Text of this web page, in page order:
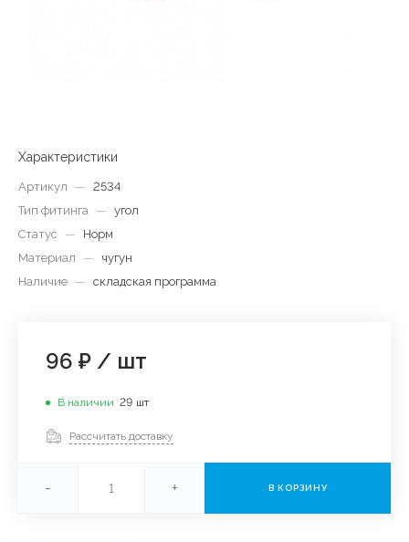
Характеристики
Артикул — 2534
Тип фитинга — угол
Статус
—
Норм
Материал
—
чугун
Наличие — складская программа
96 ₽ / шт
В наличии 29 шт
Рассчитать доставку
- + В КОРЗИНУ